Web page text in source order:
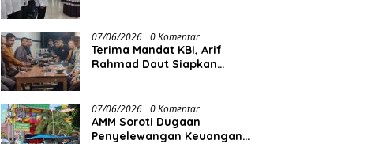
07/06/2026 0 Komentar
Terima Mandat KBI, Arif
Rahmad Daut Siapkan
07/06/2026 0 Komentar
AMM Soroti Dugaan
Penyelewangan Keuangan